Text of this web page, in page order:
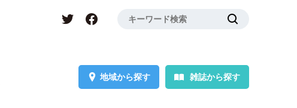
地域から探す 雑誌から探す